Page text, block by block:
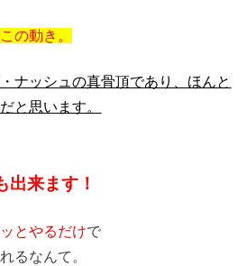
の動き。
ナッシュの真骨頂であり、 ほんと
と思います。
出来ます！
とやるだけで
るなんて。